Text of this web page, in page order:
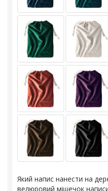
Який напис нанести на
велюровий мішечок